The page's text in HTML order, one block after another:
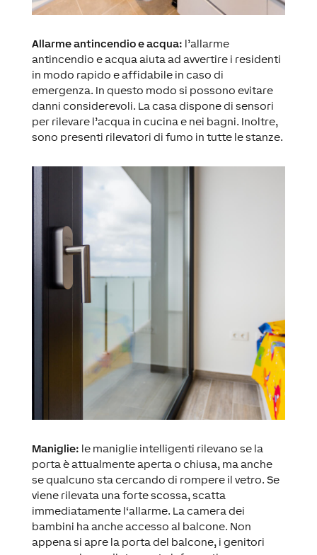
Allarme antincendio e acqua: l’allarme
antincendio e acqua aiuta ad avvertire i residenti
in modo rapido e affidabile in caso di
emergenza. In questo modo si possono evitare
danni considerevoli. La casa dispone di sensori
per rilevare l’acqua in cucina e nei bagni. Inoltre,
sono presenti rilevatori di fumo in tutte le stanze.
Maniglie: le maniglie intelligenti rilevano se la
porta è attualmente aperta o chiusa, ma anche
se qualcuno sta cercando di rompere il vetro. Se
viene rilevata una forte scossa, scatta
immediatamente l‘allarme. La camera dei
bambini ha anche accesso al balcone. Non
appena si apre la porta del balcone, i genitori